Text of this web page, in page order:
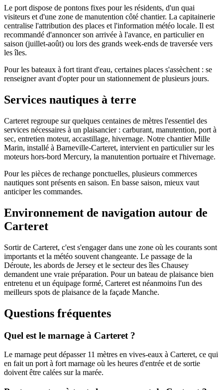
Le port dispose de pontons fixes pour les résidents, d'un quai
visiteurs et d'une zone de manutention côté chantier. La capitainerie
centralise l'attribution des places et l'information météo locale. Il est
recommandé d'annoncer son arrivée à l'avance, en particulier en
saison (juillet-août) ou lors des grands week-ends de traversée vers
les îles.
Pour les bateaux à fort tirant d'eau, certaines places s'assèchent : se
renseigner avant d'opter pour un stationnement de plusieurs jours.
Services nautiques à terre
Carteret regroupe sur quelques centaines de mètres l'essentiel des
services nécessaires à un plaisancier : carburant, manutention, port à
sec, entretien moteur, accastillage, hivernage. Notre chantier Mille
Marin, installé à Barneville-Carteret, intervient en particulier sur les
moteurs hors-bord Mercury, la manutention portuaire et l'hivernage.
Pour les pièces de rechange ponctuelles, plusieurs commerces
nautiques sont présents en saison. En basse saison, mieux vaut
anticiper les commandes.
Environnement de navigation autour de
Carteret
Sortir de Carteret, c'est s'engager dans une zone où les courants sont
importants et la météo souvent changeante. Le passage de la
Déroute, les abords de Jersey et le secteur des îles Chausey
demandent une vraie préparation. Pour un bateau de plaisance bien
entretenu et un équipage formé, Carteret est néanmoins l'un des
meilleurs spots de plaisance de la façade Manche.
Questions fréquentes
Quel est le marnage à Carteret ?
Le marnage peut dépasser 11 mètres en vives-eaux à Carteret, ce qui
en fait un port à fort marnage où les heures d'entrée et de sortie
doivent être calées sur la marée.